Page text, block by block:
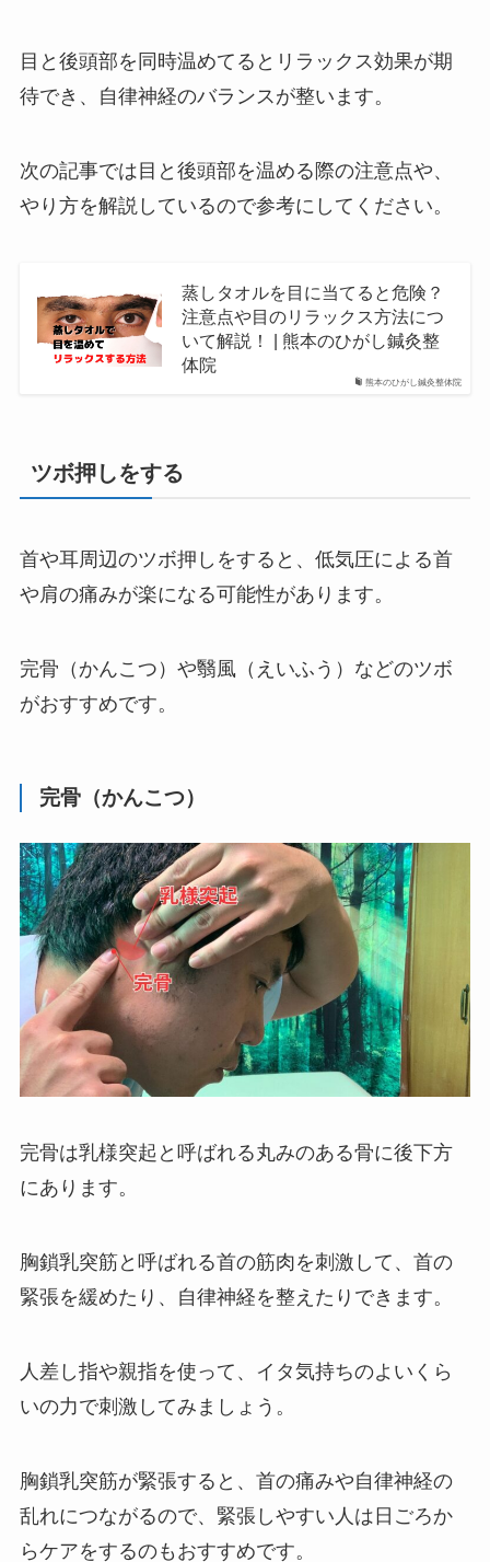
目と後頭部を同時温めてるとリラックス効果が期
待でき、自律神経のバランスが整います。
次の記事では目と後頭部を温める際の注意点や、
やり方を解説しているので参考にしてください。
熊本のひがし鍼灸整体院
蒸しタオルを目に当てると危険？
注意点や目のリラックス方法につ
いて解説！ | 熊本のひがし鍼灸整
体院
ツボ押しをする
首や耳周辺のツボ押しをすると、低気圧による首
や肩の痛みが楽になる可能性があります。
完骨（かんこつ）や翳風（えいふう）などのツボ
がおすすめです。
完骨（かんこつ）
完骨は乳様突起と呼ばれる丸みのある骨に後下方
にあります。
胸鎖乳突筋と呼ばれる首の筋肉を刺激して、首の
緊張を緩めたり、自律神経を整えたりできます。
人差し指や親指を使って、イタ気持ちのよいくら
いの力で刺激してみましょう。
胸鎖乳突筋が緊張すると、首の痛みや自律神経の
乱れにつながるので、緊張しやすい人は日ごろか
らケアをするのもおすすめです。